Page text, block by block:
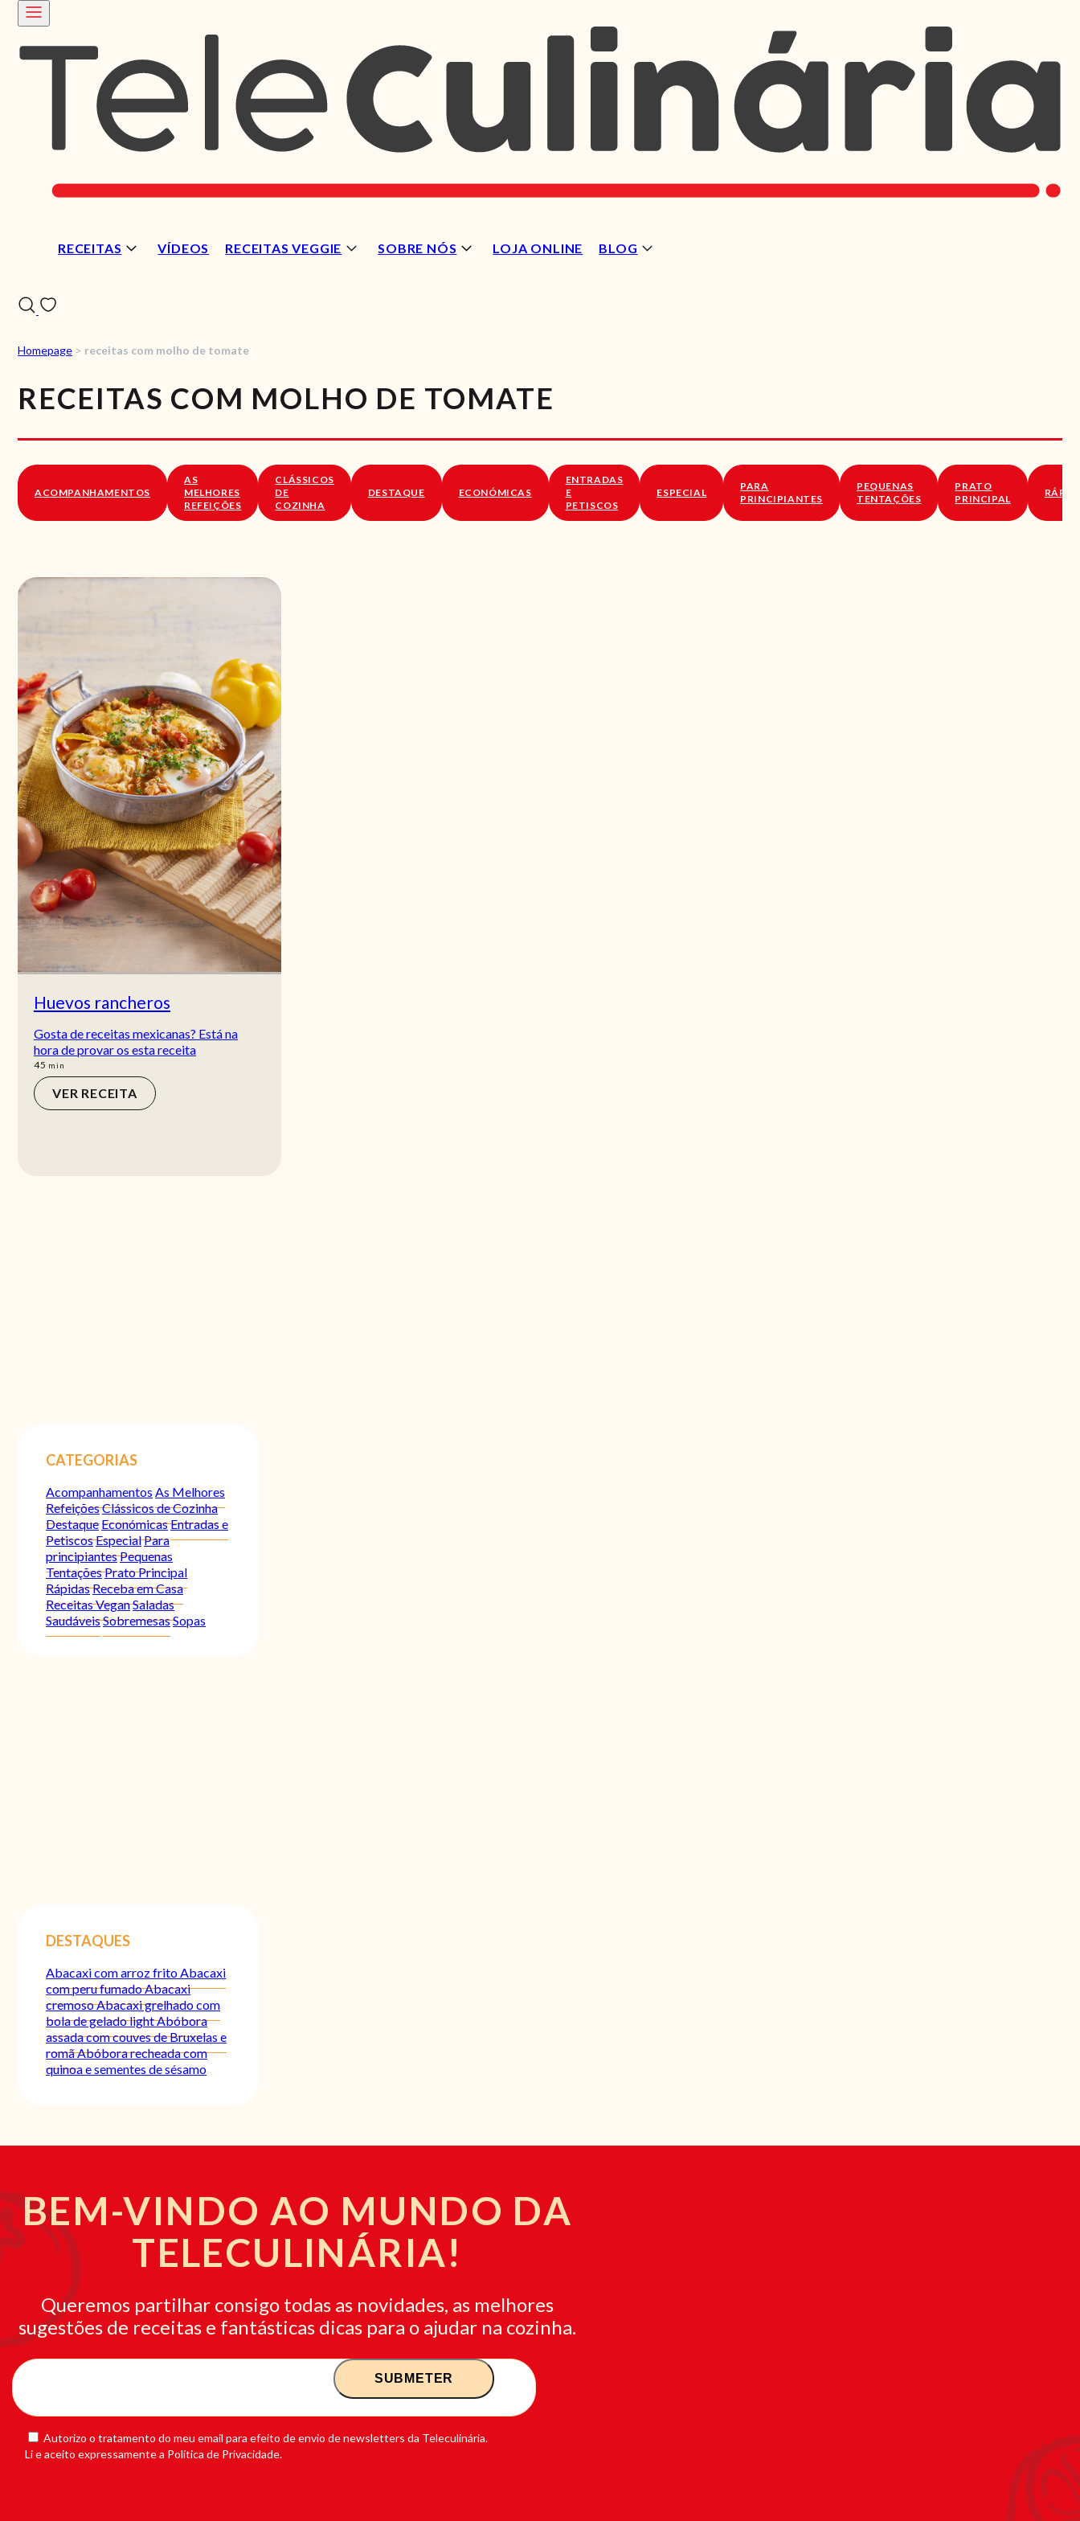
RECEITAS VÍDEOS RECEITAS VEGGIE SOBRE NÓS LOJA ONLINE BLOG
VÍDEOS
SOBRE NÓS
Homepage > receitas com molho de tomate
RECEITAS COM MOLHO DE TOMATE
ACOMPANHAMENTOS
AS
MELHORES
REFEIÇÕES
CLÁSSICOS
DE
COZINHA
DESTAQUE ECONÓMICAS
ENTRADAS
E
PETISCOS
ESPECIAL
PARA
PRINCIPIANTES
PEQUENAS
TENTAÇÕES
PRATO
PRINCIPAL
Huevos rancheros
Gosta de receitas mexicanas? Está na
hora de provar os esta receita
45 min
min
VER RECEITA
CATEGORIAS
Acompanhamentos As Melhores
RefeiçõesClássicos de Cozinha
Destaque EconómicasEntradas e
PetiscosEspecialPara
principiantesPequenas
TentaçõesPrato Principal
RápidasReceba em Casa
Receitas VeganSaladas
SaudáveisSobremesasSopas
DESTAQUES
Abacaxi com arroz fritoAbacaxi
com peru fumadoAbacaxi
cremosoAbacaxi grelhado com
bola de gelado lightAbóbora
assada com couves de Bruxelas e
romãAbóbora recheada com
quinoa e sementes de sésamo
BEM-VINDO AO MUNDO DA
TELECULINÁRIA!
Queremos partilhar consigo todas as novidades, as melhores
sugestões de receitas e fantásticas dicas para o ajudar na cozinha.
Autorizo o tratamento do meu email para efeito de envio de newsletters da Teleculinária.
Li e aceito expressamente a Política de Privacidade.